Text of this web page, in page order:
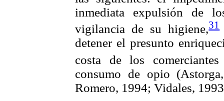
inmediata expulsión de
vigilancia de su higiene,31
detener el presunto
costa de los comerciantes
consumo de opio
Romero, 1994; Vidales,